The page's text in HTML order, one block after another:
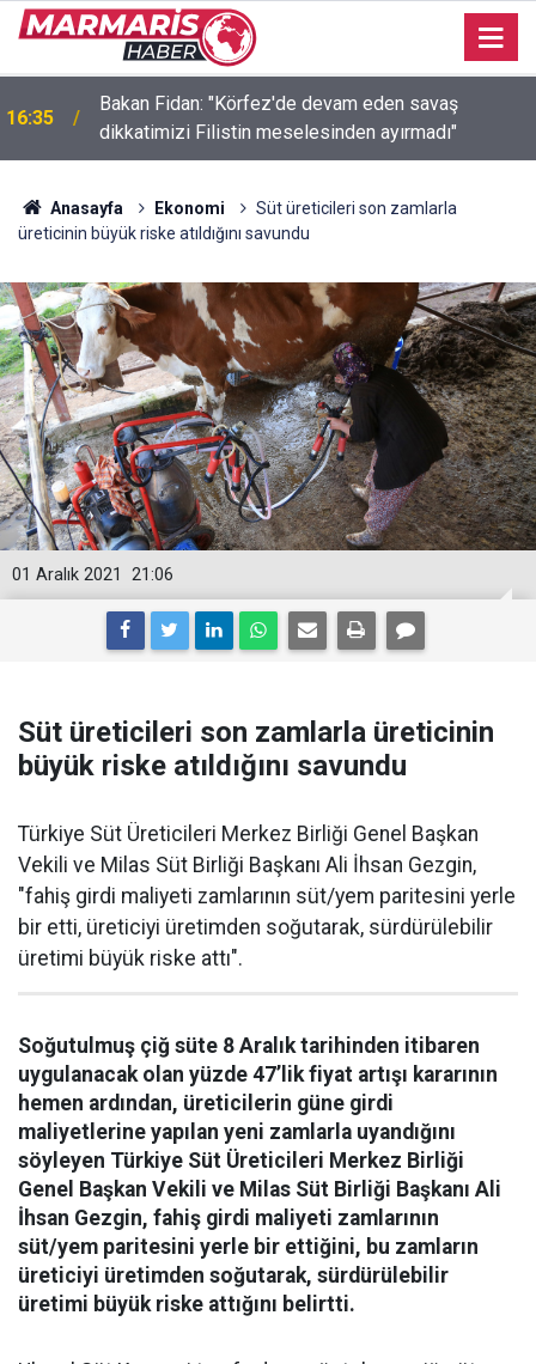
16:32
Basketbol Süper Ligi’nde yeni sezonun fikstür kura
çekimi yapıldı
Anasayfa Ekonomi
Süt üreticileri son zamlarla
üreticinin büyük riske atıldığını savundu
21:06
01 Aralık 2021
Süt üreticileri son zamlarla üreticinin
büyük riske atıldığını savundu
Türkiye Süt Üreticileri Merkez Birliği Genel Başkan
Vekili ve Milas Süt Birliği Başkanı Ali İhsan Gezgin,
"fahiş girdi maliyeti zamlarının süt/yem paritesini yerle
bir etti, üreticiyi üretimden soğutarak, sürdürülebilir
üretimi büyük riske attı".
Soğutulmuş çiğ süte 8 Aralık tarihinden itibaren
uygulanacak olan yüzde 47’lik fiyat artışı kararının
hemen ardından, üreticilerin güne girdi
maliyetlerine yapılan yeni zamlarla uyandığını
söyleyen Türkiye Süt Üreticileri Merkez Birliği
Genel Başkan Vekili ve Milas Süt Birliği Başkanı Ali
İhsan Gezgin, fahiş girdi maliyeti zamlarının
süt/yem paritesini yerle bir ettiğini, bu zamların
üreticiyi üretimden soğutarak, sürdürülebilir
üretimi büyük riske attığını belirtti.